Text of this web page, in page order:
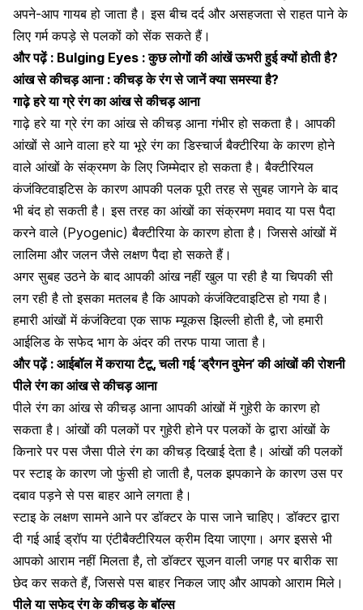
अपने-आप गायब हो जाता है। इस बीचदर्द और असहजता से राहतपाने के
लिए गर्म कपड़े से पलकों को सेंक सकते हैं।
और पढ़ें : Bulging Eyes : कुछ लोगों की आंखें ऊभरी हुई क्यों होती है?
आंख से कीचड़ आना : कीचड़ के रंग से जानें क्या समस्या है?
गाढ़े हरे या ग्रे रंग का आंख से कीचड़ आना
गाढ़े हरे या ग्रे रंग का आंख से कीचड़ आना गंभीर हो सकता है। आपकी
आंखों से आने वाला हरे या भूरे रंग काडिस्चार्ज बैक्टीरिया के कारण होने
वाले आंखों के संक्रमण के लिए जिम्मेदार हो सकता है। बैक्टीरियल
कंजंक्टिवाइटिस के कारण आपकी पलक पूरी तरह से सुबह जागने के बाद
भी बंद हो सकती है। इस तरह का आंखों का संक्रमणमवाद या पस पैदा
करने वाले (Pyogenic) बैक्टीरिया के कारण होता है। जिससे आंखों में
लालिमा और जलन जैसे लक्षण पैदा हो सकते हैं।
अगर सुबह उठने के बाद आपकी आंख नहीं खुल पा रही है या चिपकी सी
लग रही है तो इसका मतलब है कि आपको कंजंक्टिवाइटिस हो गया है।
हमारी आंखों में कंजंक्टिवा एक साफ म्यूकस झिल्ली होती है, जो हमारी
आईलिड के सफेद भाग के अंदर की तरफ पाया जाता है।
और पढ़ें : आईबॉल में कराया टैटू, चली गई ‘ड्रैगन वुमेन’ की आंखों की रोशनी
पीले रंग का आंख से कीचड़ आना
पीले रंग का आंख से कीचड़ आना आपकी आंखों में गुहेरी के कारण हो
सकता है। आंखों की पलकों पर गुहेरी होने पर पलकों के द्वारा आंखों के
किनारे पर पस जैसा पीले रंग का कीचड़ दिखाई देता है। आंखों की पलकों
पर स्टाइ के कारण जो फुंसी हो जाती है, पलक झपकाने के कारण उस पर
दबाव पड़ने से पस बाहर आने लगता है।
स्टाइ के लक्षण सामने आने पर डॉक्टर के पास जाने चाहिए। डॉक्टर द्वारा
दी गई आई ड्रॉप या एंटीबैक्टीरियल क्रीम दिया जाएगा। अगर इससे भी
आपको आराम नहीं मिलता है, तो डॉक्टर सूजन वाली जगह पर बारीक सा
छेद कर सकते हैं, जिससे पस बाहर निकल जाए और आपको आराम मिले।
पीले या सफेद रंग के कीचड़ के बॉल्स